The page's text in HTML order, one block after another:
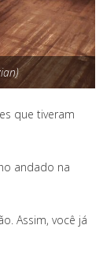
que tiveram
andado na
Assim, você já